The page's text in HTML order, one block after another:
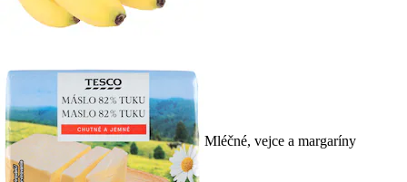
Mléčné, vejce a margaríny